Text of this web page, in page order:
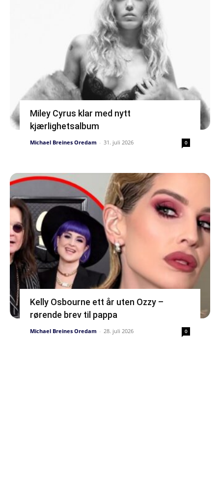
Miley Cyrus klar med nytt
kjærlighetsalbum
Michael Breines Oredam - 31. juli 2026 0
Kelly Osbourne ett år uten Ozzy –
rørende brev til pappa
Michael Breines Oredam - 28. juli 2026 0